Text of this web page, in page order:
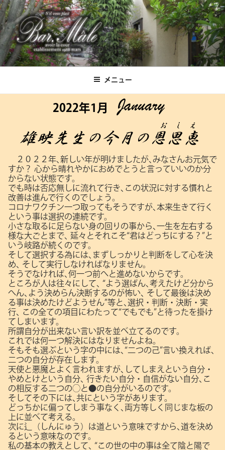
コ
ン
テ
ン
ツ
へBar.Male メニュー
2022年1月
２０２２年､新しい年が明けましたが､みなさんお元気で
すか？ 心から晴れやかにおめでとうと言っていいのか分
からない状態です。
でも時は否応無しに流れて行き､この状況に対する慣れと
改善は進んで行くのでしょう。
コロナワクチン一つ取ってもそうですが､本来生きて行く
という事は選択の連続です。
小さな取るに足らない身の回りの事から､一生を左右する
様な大ごとまで､
延々とそれこそ“君はどっちにする？”と
いう岐路が続くのです。
そして選択する為には､まずしっかりと判断をして心を決
め､
そして実行しなければなりません。
そうでなければ､何一つ前へと進めないからです。
ところが人は往々にして､
“よう選ばん､考えたけど分から
へん､よう決めらん決断するのが怖い､
そして最後は決め
る事は決めたけどようせん”等と､選択・判断・決断・実
行､
この全ての項目にわたって“でもでも”と待ったを掛け
てしまいます。
所謂自分が出来ない言い訳を並べ立てるのです。
これでは何一つ解決にはなりませんよね。
そもそも選ぶという字の中には､“二つの己”言い換えれば､
二つの自分が存在します。
天使と悪魔とよく言われますが､してしまえという自分・
やめとけという自分､
行きたい自分・自信がない自分､こ
の相反する二つの◯と●の自分がいるのです。
そしてその下には､共にという字があります。
どっちかに偏ってしまう事なく､両方等しく同じまな板の
上に並べて考える。
次に辶（しんにゅう）は道という意味ですから､道を決め
るという意味なのです。
私の基本の教えとして､
“この世の中の事は全て陰と陽で